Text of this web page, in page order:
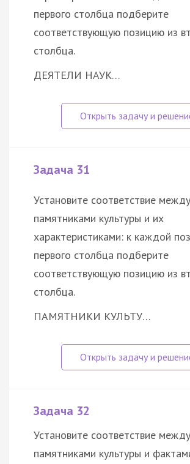
первого столбца подберите
соответствующую позицию из
столбца.
ДЕЯТЕЛИ НАУК…
Задача 31
Установите соответствие между
памятниками культуры и их
характеристиками: к каждой
первого столбца подберите
соответствующую позицию из
столбца.
ПАМЯТНИКИ КУЛЬТУ…
Задача 32
Установите соответствие между
памятниками культуры и